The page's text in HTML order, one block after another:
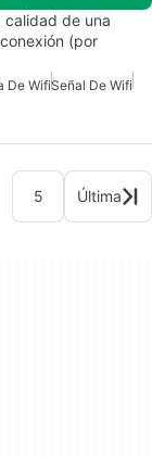
calidad de una
(por
De WifiSeñal De Wifi
5 Última